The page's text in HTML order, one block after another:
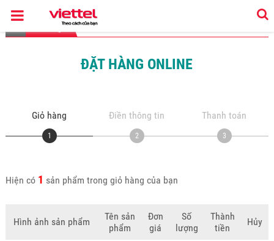
ĐẶT HÀNG ONLINE
Giỏ hàng
1
Điền thông tin
2
Thanh toán
3
Hiện có 1 sản phẩm trong giỏ hàng của bạn
Hình ảnh sản phẩm
Tên sản
phẩm
Đơn
giá
Số
lượng
Thành
tiền
Hủy